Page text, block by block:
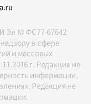
Эл № ФС77-67642
в сфере
и массовых
г. Редакция не
информации,
Редакция не